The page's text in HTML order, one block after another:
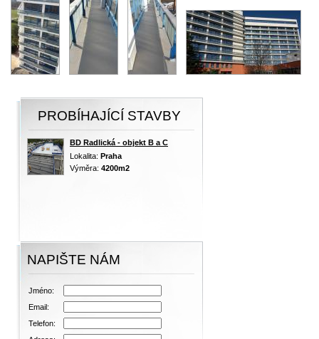
PROBÍHAJÍCÍ STAVBY
BD Radlická - objekt B a C
Lokalita: Praha
Výměra: 4200m2
NAPIŠTE NÁM
Jméno:
Email:
Telefon: